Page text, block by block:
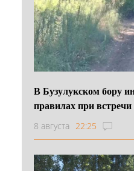
В Бузулукском бору
правилах при встречи
8 августа 22:25